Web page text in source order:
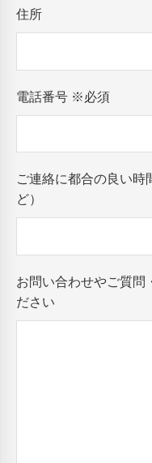
住所
電話番号 ※必須
ご連絡に都合の良い時
ど）
お問い合わせやご質問
ださい